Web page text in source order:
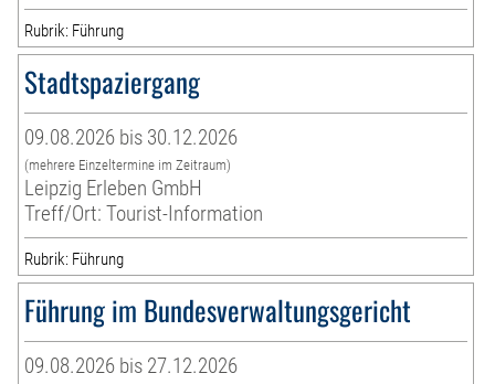
Rubrik: Führung
Stadtspaziergang
09.08.2026 bis 30.12.2026
(mehrere Einzeltermine im Zeitraum)
Leipzig Erleben GmbH
Treff/Ort: Tourist-Information
Rubrik: Führung
Führung im Bundesverwaltungsgericht
09.08.2026 bis 27.12.2026